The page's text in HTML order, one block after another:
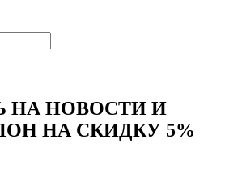
НА НОВОСТИ И
НА СКИДКУ 5%